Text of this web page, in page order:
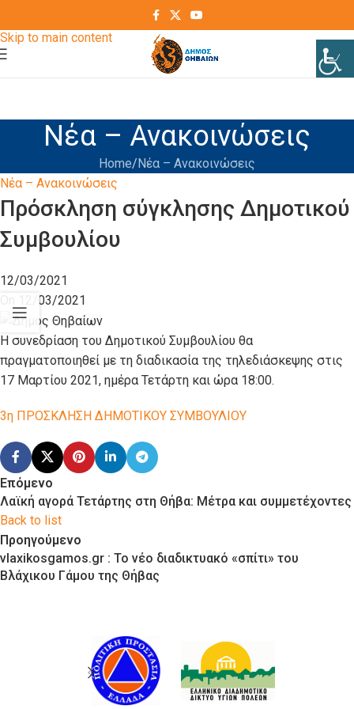
Skip to main content
Νέα – Ανακοινώσεις
Home Νέα – Ανακοινώσεις
Νέα – Ανακοινώσεις
Πρόσκληση σύγκλησης Δημοτικού
Συμβουλίου
12/03/2021
On 12/03/2021
Η συνεδρίαση του Δημοτικού Συμβουλίου θα
πραγματοποιηθεί με τη διαδικασία της τηλεδιάσκεψης στις
17 Μαρτίου 2021, ημέρα Τετάρτη και ώρα 18:00.
3η ΠΡΟΣΚΛΗΣΗ ΔΗΜΟΤΙΚΟΥ ΣΥΜΒΟΥΛΙΟΥ
Επόμενο
Λαϊκή αγορά Τετάρτης στη Θήβα: Μέτρα και συμμετέχοντες
Back to list
Προηγούμενο
vlaxikosgamos.gr : Το νέο διαδικτυακό «σπίτι» του
Βλάχικου Γάμου της Θήβας